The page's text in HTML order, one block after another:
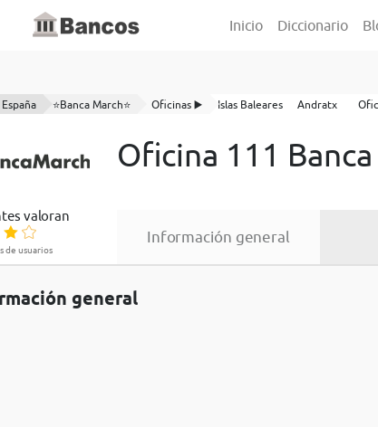
Inicio Diccionario
⭐Banca March⭐ Oficinas ▶️ Islas Baleares Andratx
Oficina 111
valoran
de usuarios
Información general
general